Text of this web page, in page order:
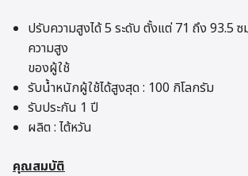
ปรับความสูงได้ 5 ระดับ ตั้งแต่ 71 ถึง 93.5
ความสูง
ของผู้ใช้
รับน้ำหนักผู้ใช้ได้สูงสุด : 100 กิโลกรัม
รับประกัน 1 ปี
ผลิต : ไต้หวัน
คุณสมบัติ